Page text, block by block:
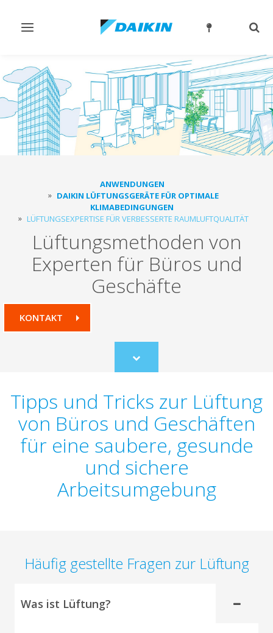
Navigation
ANWENDUNGEN
DAIKIN LÜFTUNGSGERÄTE FÜR OPTIMALE
KLIMABEDINGUNGEN
LÜFTUNGSEXPERTISE FÜR VERBESSERTE RAUMLUFTQUALITÄT
Lüftungsmethoden von
Experten für Büros und
Geschäfte
KONTAKT
Scroll
to
Tipps und Tricks zur Lüftung
von Büros und Geschäften
für eine saubere, gesunde
und sichere
Arbeitsumgebung
Häufig gestellte Fragen zur Lüftung
Was ist Lüftung?